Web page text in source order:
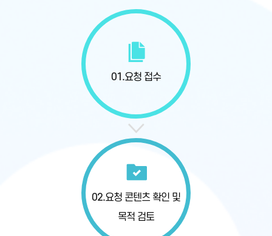
01.요청 접수
02.요청 콘텐츠 확인 및
목적 검토